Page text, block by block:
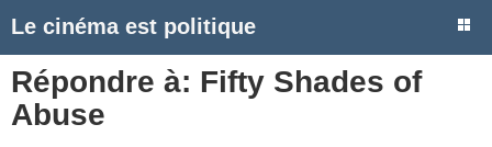
Le cinéma est politique
Répondre à: Fifty Shades of
Abuse